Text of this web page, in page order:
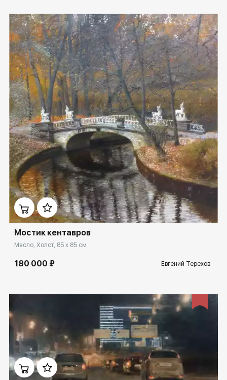
Домен: spb.rakovgallery.ru
Мостик кентавров
Масло, Холст, 85 x 85 см
180 000 ₽ Евгений Терехов
Домен: spb.rakovgallery.ru